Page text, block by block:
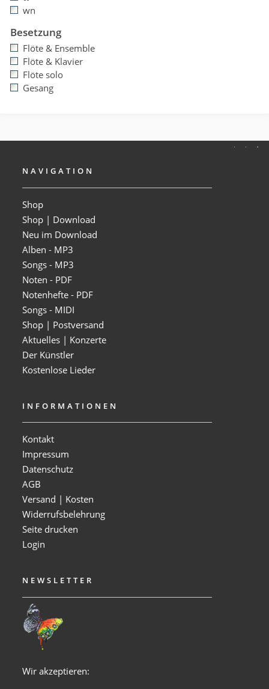
wn
Besetzung
Flöte & Ensemble
Flöte & Klavier
Flöte solo
Gesang
NAVIGATION
Shop
Shop | Download
Neu im Download
Alben - MP3
Songs - MP3
Noten - PDF
Notenhefte - PDF
Songs - MIDI
Shop | Postversand
Aktuelles | Konzerte
Der Künstler
Kostenlose Lieder
INFORMATIONEN
Kontakt
Impressum
Datenschutz
AGB
Versand | Kosten
Widerrufsbelehrung
Seite drucken
Login
NEWSLETTER
Wir akzeptieren: